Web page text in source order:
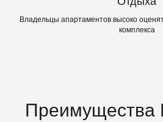
Владельцы апартаментов высоко оценят
комплекса
Преимущества